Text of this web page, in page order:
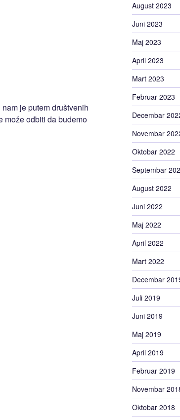
je putem društvenih
može odbiti da budemo
August 2023
Juni 2023
Maj 2023
April 2023
Mart 2023
Februar 2023
Decembar
Novembar
Oktobar 2022
Septembar
August 2022
Juni 2022
Maj 2022
April 2022
Mart 2022
Decembar
Juli 2019
Juni 2019
Maj 2019
April 2019
Februar 2019
Novembar
Oktobar 2018